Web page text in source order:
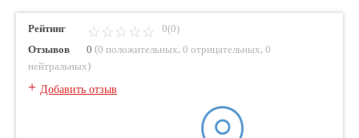
Рейтинг
0(0)
Отзывов
0 (0 положительных, 0 отрицательных, 0
нейтральных)
+ Добавить отзыв